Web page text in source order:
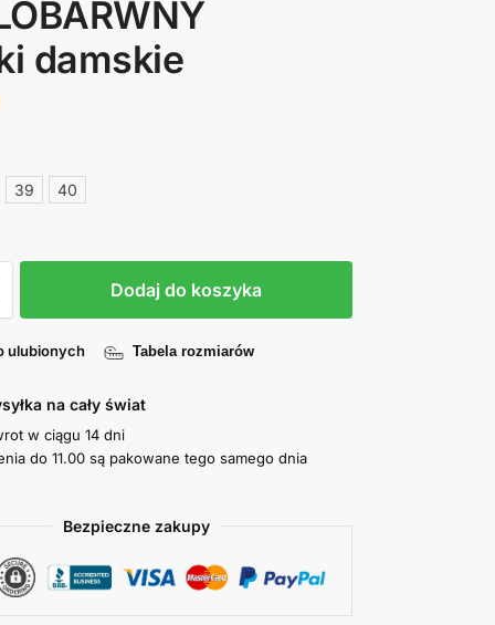
damskie
39 40
Dodaj do koszyka
ulubionych Tabela rozmiarów
na cały świat
w ciągu 14 dni
do 11.00 są pakowane tego samego dnia
Bezpieczne zakupy